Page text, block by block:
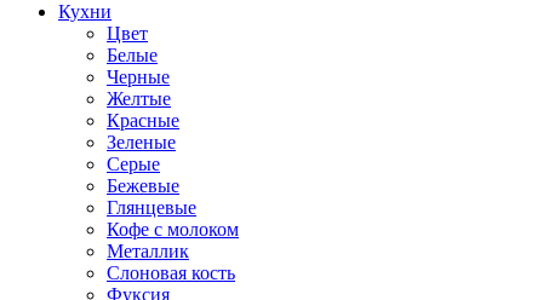
Кухни
Цвет
Белые
Черные
Желтые
Красные
Зеленые
Серые
Бежевые
Глянцевые
Кофе с молоком
Металлик
Слоновая кость
Фуксия